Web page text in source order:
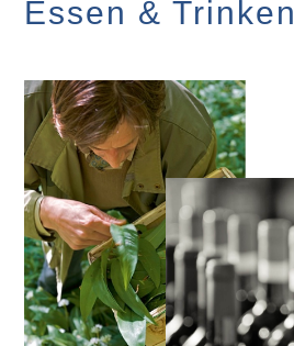
Essen & Trinken